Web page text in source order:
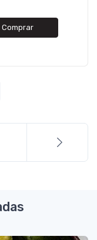
Comprar